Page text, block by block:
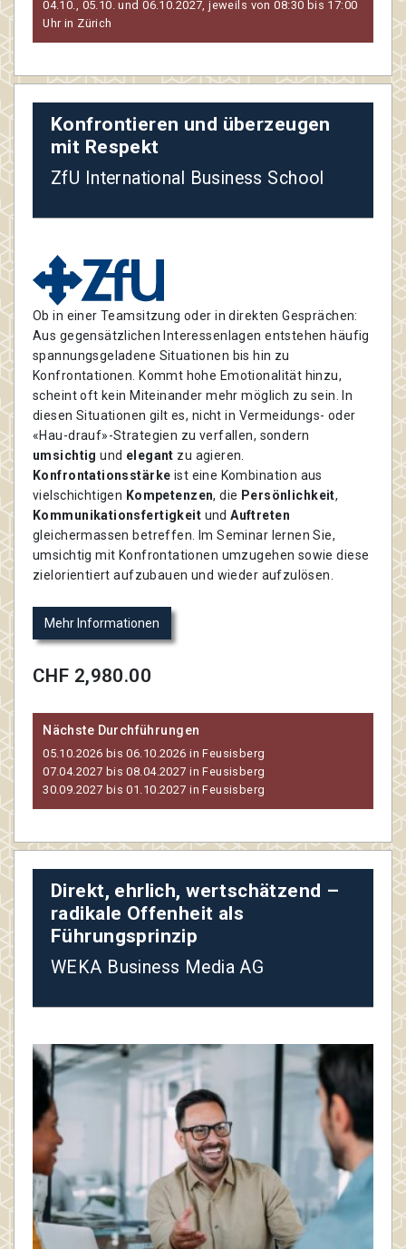
04.10., 05.10. und 06.10.2027, jeweils von 08:30 bis 17:00
Uhr in Zürich
Konfrontieren und überzeugen
mit Respekt
ZfU International Business School
Ob in einer Teamsitzung oder in direkten Gesprächen:
Aus gegensätzlichen Interessenlagen entstehen häufig
spannungsgeladene Situationen bis hin zu
Konfrontationen. Kommt hohe Emotionalität hinzu,
scheint oft kein Miteinander mehr möglich zu sein. In
diesen Situationen gilt es, nicht in Vermeidungs- oder
«Hau-drauf»-Strategien zu verfallen, sondern
umsichtigund elegant zu agieren.
Konfrontationsstärke ist eine Kombination aus
vielschichtigen Kompetenzen, die Persönlichkeit,
Kommunikationsfertigkeit undAuftreten
gleichermassen betreffen. Im Seminar lernen Sie,
umsichtig mit Konfrontationen umzugehen sowie diese
zielorientiert aufzubauen und wieder aufzulösen.
Mehr Informationen
CHF 2,980.00
Nächste Durchführungen
05.10.2026 bis 06.10.2026 in Feusisberg
07.04.2027 bis 08.04.2027 in Feusisberg
30.09.2027 bis 01.10.2027 in Feusisberg
Direkt, ehrlich, wertschätzend –
radikale Offenheit als
Führungsprinzip
WEKA Business Media AG